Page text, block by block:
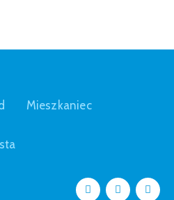
Mieszkaniec